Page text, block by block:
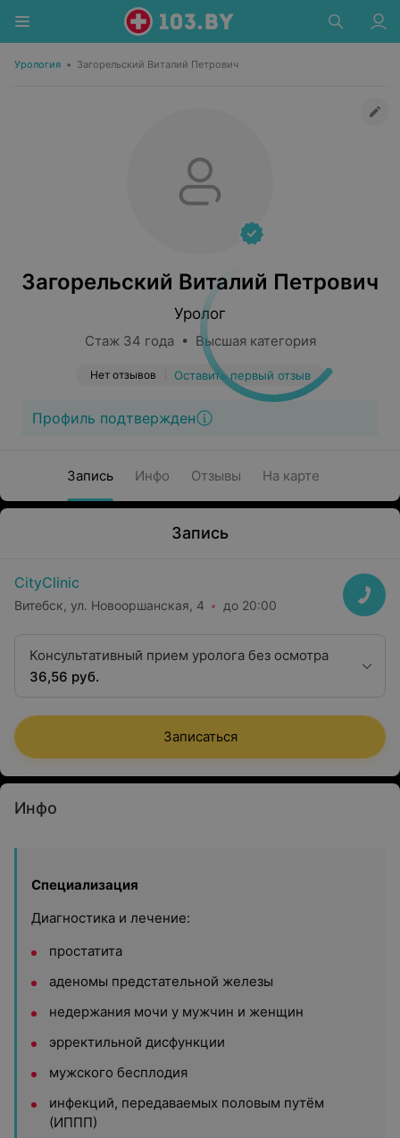
Урология • Загорельский Виталий Петрович
Загорельский Виталий Петрович
Уролог
Стаж 34 года • Высшая категория
Нет отзывов Оставить первый отзыв
Профиль подтвержден
Запись Инфо Отзывы На карте
Запись
CityClinic
Витебск, ул. Новооршанская, 4 до 20:00
Консультативный прием уролога без осмотра
36,56 руб.
Записаться
Инфо
Специализация
Диагностика и лечение:
простатита
аденомы предстательной железы
недержания мочи у мужчин и женщин
эрректильной дисфункции
мужского бесплодия
инфекций, передаваемых половым путём
(ИППП)